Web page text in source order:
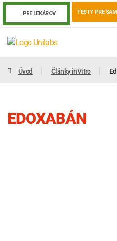
PRE LEKÁROV TESTY PRE
Úvod Články inVitro
EDOXABÁN